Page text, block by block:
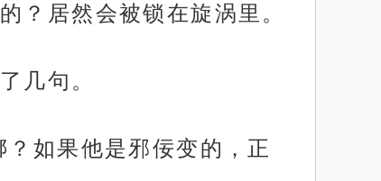
？居然会被锁在旋涡里。
几句。
如果他是邪佞变的，正